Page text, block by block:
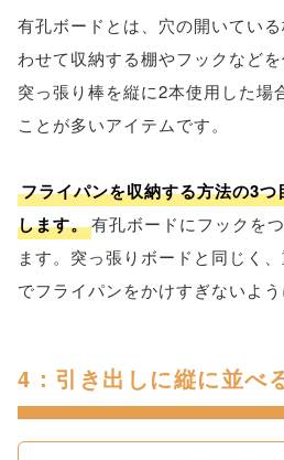
有孔ボードとは、穴の開いてい
わせて収納する棚やフックなどを
突っ張り棒を縦に2本使用した場
ことが多いアイテムです。
フライパンを収納する方法の3
します。有孔ボードにフックを
ます。突っ張りボードと同じく
でフライパンをかけすぎないよう
4：引き出しに縦に並べ